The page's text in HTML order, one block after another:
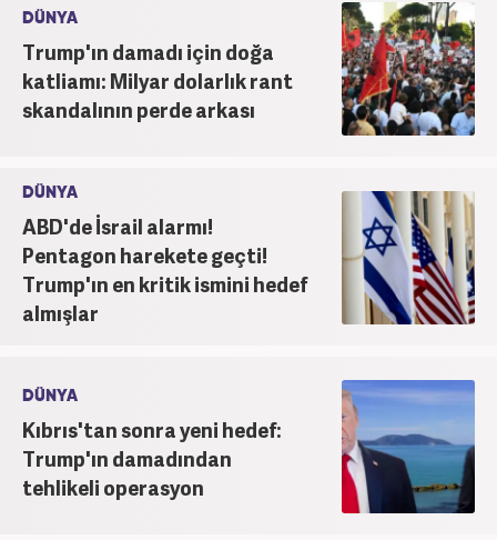
DÜNYA
Trump'ın damadı için doğa
katliamı: Milyar dolarlık rant
skandalının perde arkası
DÜNYA
ABD'de İsrail alarmı!
Pentagon harekete geçti!
Trump'ın en kritik ismini hedef
almışlar
DÜNYA
Kıbrıs'tan sonra yeni hedef:
Trump'ın damadından
tehlikeli operasyon